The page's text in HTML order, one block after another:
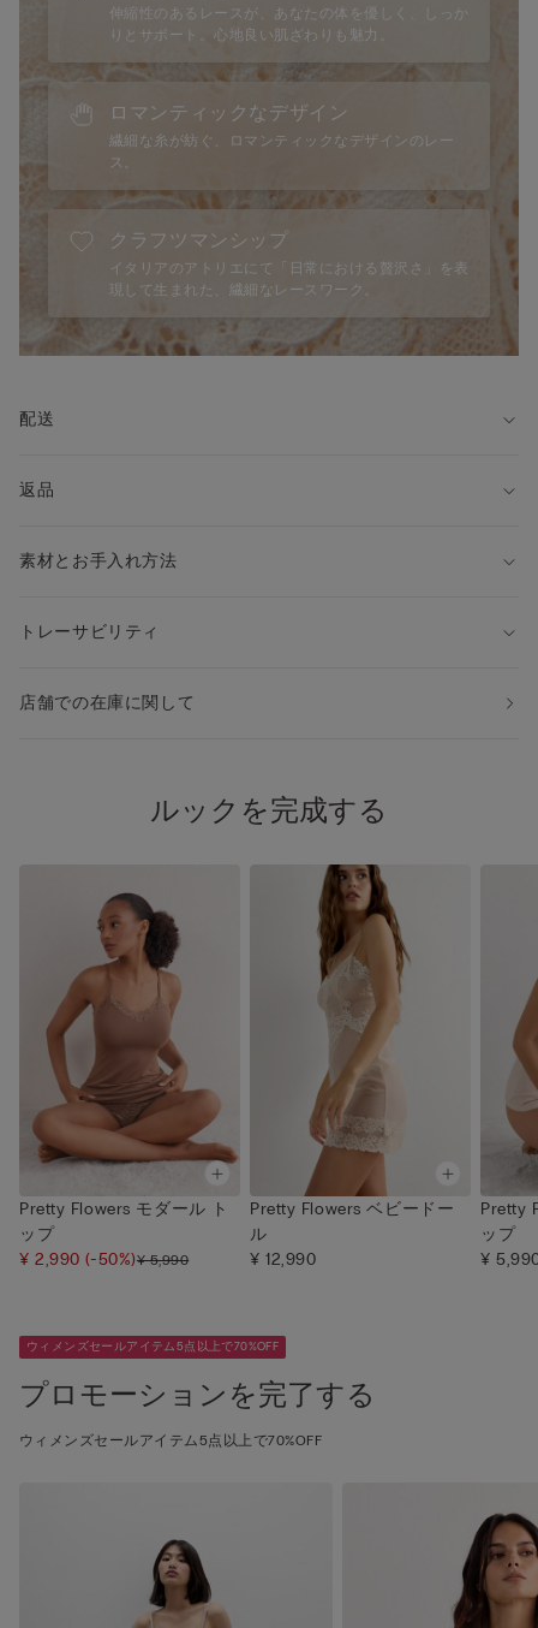
伸縮性のあるレースが、あなたの体を優しく、しっか
りとサポート。心地良い肌ざわりも魅力。
ロマンティックなデザイン
繊細な糸が紡ぐ、ロマンティックなデザインのレー
ス。
クラフツマンシップ
イタリアのアトリエにて「日常における贅沢さ」を表
現して生まれた、繊細なレースワーク。
配送
返品
素材とお手入れ方法
トレーサビリティ
店舗での在庫に関して
ルックを完成する
Pretty Flowers モダール ト
ップ
¥ 2,990(-50%)¥ 5,990
Pretty Flowers ベビードー
ル
¥ 12,990
Pretty
ップ
¥
ウィメンズセールアイテム5点以上で70%OFF
プロモーションを完了する
ウィメンズセールアイテム5点以上で70%OFF